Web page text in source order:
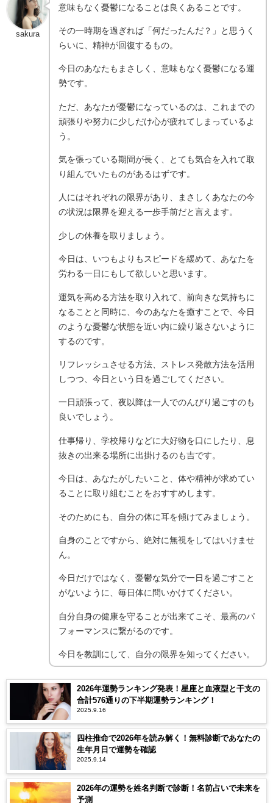
sakura
意味もなく憂鬱になることは良くあることです。
その一時期を過ぎれば「何だったんだ？」と思うく
らいに、精神が回復するもの。
今日のあなたもまさしく、意味もなく憂鬱になる運
勢です。
ただ、あなたが憂鬱になっているのは、これまでの
頑張りや努力に少しだけ心が疲れてしまっているよ
う。
気を張っている期間が長く、とても気合を入れて取
り組んでいたものがあるはずです。
人にはそれぞれの限界があり、まさしくあなたの今
の状況は限界を迎える一歩手前だと言えます。
少しの休養を取りましょう。
今日は、いつもよりもスピードを緩めて、あなたを
労わる一日にもして欲しいと思います。
運気を高める方法を取り入れて、前向きな気持ちに
なることと同時に、今のあなたを癒すことで、今日
のような憂鬱な状態を近い内に繰り返さないように
するのです。
リフレッシュさせる方法、ストレス発散方法を活用
しつつ、今日という日を過ごしてください。
一日頑張って、夜以降は一人でのんびり過ごすのも
良いでしょう。
仕事帰り、学校帰りなどに大好物を口にしたり、息
抜きの出来る場所に出掛けるのも吉です。
今日は、あなたがしたいこと、体や精神が求めてい
ることに取り組むことをおすすめします。
そのためにも、自分の体に耳を傾けてみましょう。
自身のことですから、絶対に無視をしてはいけませ
ん。
今日だけではなく、憂鬱な気分で一日を過ごすこと
がないように、毎日体に問いかけてください。
自分自身の健康を守ることが出来てこそ、最高のパ
フォーマンスに繋がるのです。
今日を教訓にして、自分の限界を知ってください。
2026年運勢ランキング発表！星座と血液型と干支の
合計576通りの下半期運勢ランキング！
2025.9.16
四柱推命で2026年を読み解く！無料診断であなたの
生年月日で運勢を確認
2025.9.14
2026年の運勢を姓名判断で診断！名前占いで未来を
予測